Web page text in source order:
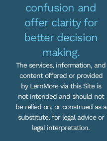
confusion and
offer clarity for
better decision
making.
The services, information, and
content offered or provided
by LernMore via this Site is
not intended and should not
be relied on, or construed as a
substitute, for legal advice or
legal interpretation.